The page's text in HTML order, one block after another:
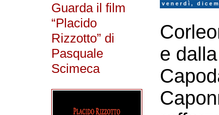
venerdì,
e
Guarda il film
“Placido
Rizzotto” di
Pasquale
Scimeca